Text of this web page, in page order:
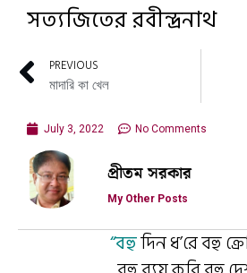
সত্যজিতের রবীন্দ্রনাথ
PREVIOUS
মাদারি কা খেল
July 3, 2022 No Comments
প্রীতম সরকার
My Other Posts
“বহুদিন ধ’রে বহু